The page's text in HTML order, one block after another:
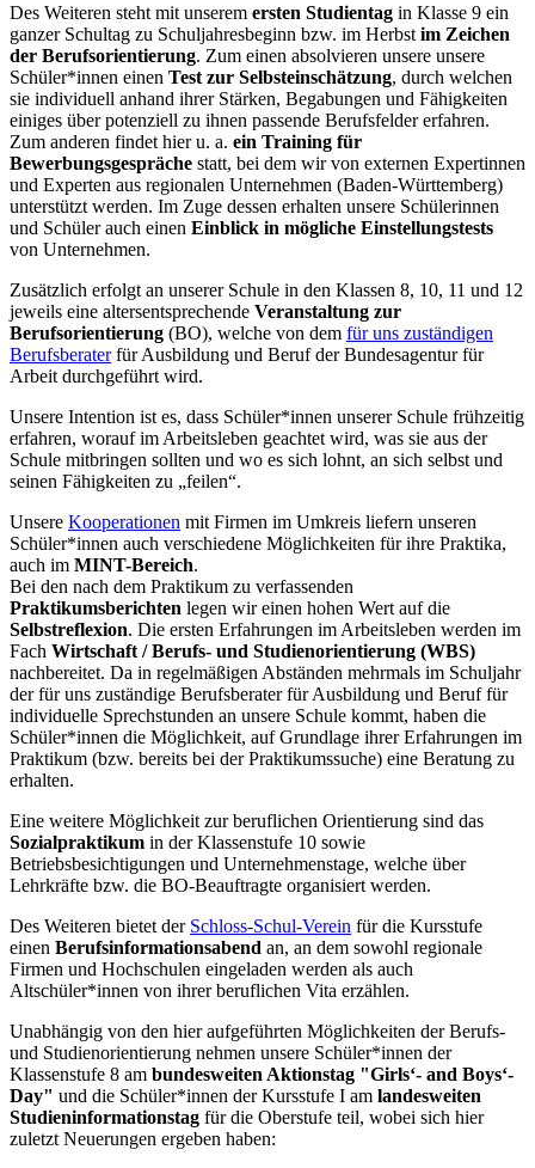
Des Weiteren steht mit unserem ersten Studientag in Klasse 9 ein
ganzer Schultag zu Schuljahresbeginn bzw. im Herbst im Zeichen
der Berufsorientierung. Zum einen absolvieren unsere unsere
Schüler*innen einen Test zur Selbsteinschätzung, durch welchen
sie individuell anhand ihrer Stärken, Begabungen und Fähigkeiten
einiges über potenziell zu ihnen passende Berufsfelder erfahren.
Zum anderen findet hier u. a. ein Training für
Bewerbungsgespräche statt, bei dem wir von externen Expertinnen
und Experten aus regionalen Unternehmen (Baden-Württemberg)
unterstützt werden. Im Zuge dessen erhalten unsere Schülerinnen
und Schüler auch einen Einblick in mögliche Einstellungstests
von Unternehmen.
Zusätzlich erfolgt an unserer Schule in den Klassen 8, 10, 11 und 12
jeweils eine altersentsprechende Veranstaltung zur
Berufsorientierung (BO), welche von dem für uns zuständigen
Berufsberaterfür Ausbildung und Beruf der Bundesagentur für
Arbeit durchgeführt wird.
Unsere Intention ist es, dass Schüler*innen unserer Schule frühzeitig
erfahren, worauf im Arbeitsleben geachtet wird, was sie aus der
Schule mitbringen sollten und wo es sich lohnt, an sich selbst und
seinen Fähigkeiten zu „feilen“.
Unsere Kooperationen mit Firmen im Umkreis liefern unseren
Schüler*innen auch verschiedene Möglichkeiten für ihre Praktika,
auch im MINT-Bereich.
Bei den nach dem Praktikum zu verfassenden
Praktikumsberichten legen wir einen hohen Wert auf die
Selbstreflexion. Die ersten Erfahrungen im Arbeitsleben werden im
Fach Wirtschaft / Berufs- und Studienorientierung (WBS)
nachbereitet. Da in regelmäßigen Abständen mehrmals im Schuljahr
der für uns zuständige Berufsberater für Ausbildung und Beruf für
individuelle Sprechstunden an unsere Schule kommt, haben die
Schüler*innen die Möglichkeit, auf Grundlage ihrer Erfahrungen im
Praktikum (bzw. bereits bei der Praktikumssuche) eine Beratung zu
erhalten.
Eine weitere Möglichkeit zur beruflichen Orientierung sind das
Sozialpraktikum in der Klassenstufe 10 sowie
Betriebsbesichtigungen und Unternehmenstage, welche über
Lehrkräfte bzw. die BO-Beauftragte organisiert werden.
Des Weiteren bietet der Schloss-Schul-Verein für die Kursstufe
einen Berufsinformationsabend an, an dem sowohl regionale
Firmen und Hochschulen eingeladen werden als auch
Altschüler*innen von ihrer beruflichen Vita erzählen.
Unabhängig von den hier aufgeführten Möglichkeiten der Berufs-
und Studienorientierung nehmen unsere Schüler*innen der
Klassenstufe 8 am bundesweiten Aktionstag "Girls‘- and Boys‘-
Day" und die Schüler*innen der Kursstufe I am landesweiten
Studieninformationstag für die Oberstufe teil, wobei sich hier
zuletzt Neuerungen ergeben haben: